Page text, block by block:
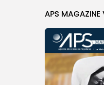
APS MAGAZINE